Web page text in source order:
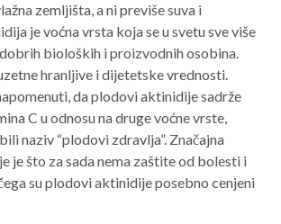
zemljišta, a ni previše suva i
je voćna vrsta koja se u svetu sve više
bioloških i proizvodnih osobina.
hranljive i dijetetske vrednosti.
da plodovi aktinidije sadrže
C u odnosu na druge voćne vrste,
naziv “plodovi zdravlja”. Značajna
je što za sada nema zaštite od bolesti i
su plodovi aktinidije posebno cenjeni